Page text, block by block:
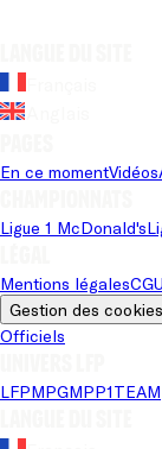
En ce momentVidéos
Ligue 1 McDonald's
Mentions légalesCGU
Gestion des cookies
Officiels
LFPMPGMPP1TEAM